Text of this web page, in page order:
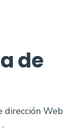
de
dirección Web
.